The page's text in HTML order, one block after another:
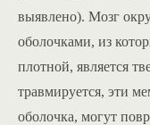
выявлено). Мозг
оболочками, из
плотной, является
травмируется, эти
оболочка, могут